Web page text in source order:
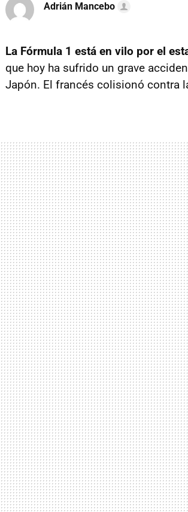
Adrián Mancebo
La Fórmula 1 está en vilo por el
que hoy ha sufrido un grave
Japón. El francés colisionó contra